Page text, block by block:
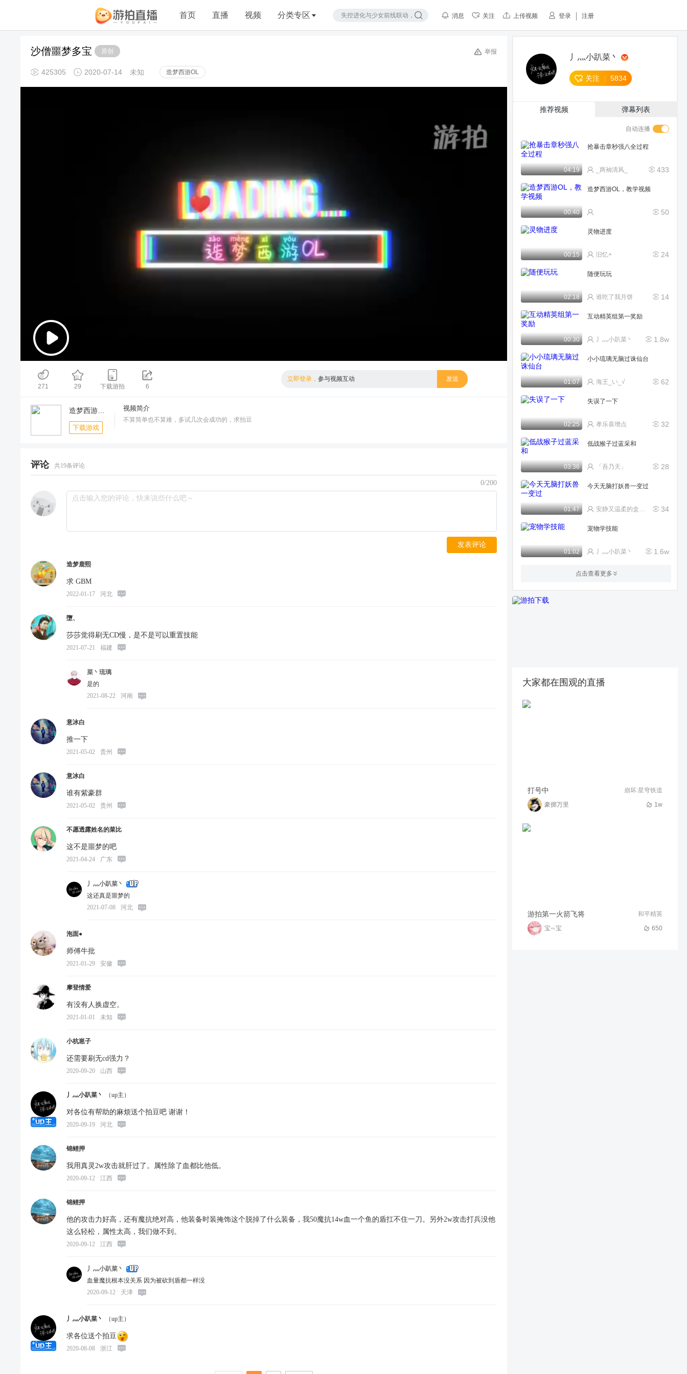
首页 直播 视频 分类专区 登录 注册
消息 关注 上传视频
原创
沙僧噩梦多宝 举报
425305 2020-07-14 未知 造梦西游OL
00:00/02:51 标清
倍数
271
29 下载游拍 6
立即登录，参与视频互动 发送
下载游戏
视频简介
不算简单也不算难，多试几次会成功的，求拍豆
评论 共19条评论
0/200
发表评论
造梦鹿熙
求 GBM
2022-01-17 河北
墮、
莎莎觉得刷无CD慢，是不是可以重置技能
2021-07-21 福建
菜丶琉璃
是的
2021-08-22
河南
意冰白
推一下
2021-05-02 贵州
意冰白
谁有紫豪群
2021-05-02 贵州
不愿透露姓名的菜比
这不是噩梦的吧
2021-04-24 广东
丿灬小趴菜丶
这还真是噩梦的
2021-07-08
河北
泡面●
师傅牛批
2021-01-29 安徽
摩登情爱
有没有人换虚空。
2021-01-01 未知
小杭崽子
还需要刷无cd强力？
2020-09-20 山西
丿灬小趴菜丶 （up主）
对各位有帮助的麻烦送个拍豆吧 谢谢！
2020-09-19 河北
锦鲤押
我用真灵2w攻击就肝过了。属性除了血都比他低。
2020-09-12 江西
锦鲤押
他的攻击力好高，还有魔抗绝对高，他装备时装掩饰这个脱掉了什么装备，我50魔抗14w血一个鱼的盾扛不住一刀。另外2w攻击打兵没他
这么轻松，属性太高，我们做不到。
2020-09-12 江西
丿灬小趴菜丶
血量魔抗根本没关系 因为被砍到盾都一样没
2020-09-12
天津
丿灬小趴菜丶 （up主）
求各位送个拍豆
2020-08-08 浙江
丿灬小趴菜丶
关注 5834
推荐视频 弹幕列表
自动连播
04:19
抢暴击章秒强八全过程
433
_两袖清风_
00:40
造梦西游OL，教学视频
50
00:15
灵物进度
24
旧忆+
02:18
随便玩玩
14
谁吃了我月饼
00:30
互动精英组第一奖励
1.8w
丿灬小趴菜丶
01:07
小小琉璃无脑过诛仙台
62
海王_い_√
02:25
失误了一下
32
孝乐喜增点
03:36
低战猴子过蓝采和
28
「吾乃天」
01:47
今天无脑打妖兽一变过
34
安静又温柔的盒饭fjec
01:02
宠物学技能
1.6w
丿灬小趴菜丶
八戒传说剑简单过
01:05 最爱不过成果
02:05 1.2w
点击查看更多
大家都在围观的直播
崩坏:星穹铁道
打号中
1w
豪掷万里
和平精英
游拍第一火箭飞将
650
宝∽宝